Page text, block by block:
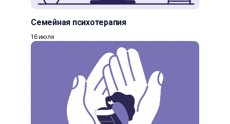
Семейная психотерапия
16 июля